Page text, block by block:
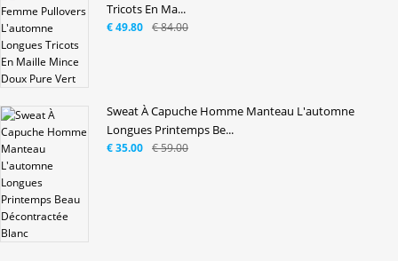
Tricots En Ma...
€ 84.00
€ 49.80
Sweat À Capuche Homme Manteau L'automne
Longues Printemps Be...
€ 59.00
€ 35.00